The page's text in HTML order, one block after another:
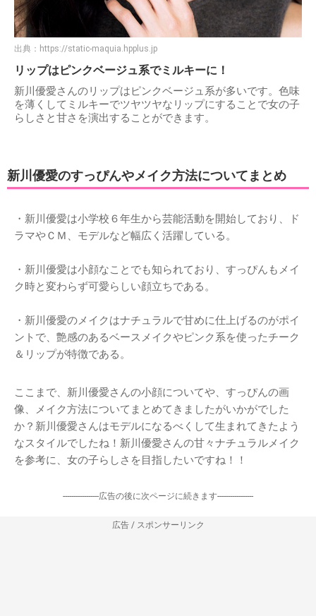
出典： https://static-maquia.hpplus.jp
リップはピンクベージュ系でミルキーに！
新川優愛さんのリップはピンクベージュ系が多いです。色味
を薄くしてミルキーでツヤツヤなリップにすることで女の子
らしさと甘さを演出することができます。
新川優愛のすっぴんやメイク方法についてまとめ
・新川優愛は小学校６年生から芸能活動を開始しており、ド
ラマやＣＭ、モデルなど幅広く活躍している。
・新川優愛は小顔なことでも知られており、すっぴんもメイ
ク時と変わらず可愛らしい顔立ちである。
・新川優愛のメイクはナチュラルで甘めに仕上げるのがポイ
ントで、艶感のあるベースメイクやピンク系を使ったチーク
＆リップが特徴である。
ここまで、新川優愛さんの小顔についてや、すっぴんの画
像、メイク方法についてまとめてきましたがいかがでした
か？新川優愛さんはモデルになるべくして生まれてきたよう
なスタイルでしたね！新川優愛さんの甘々ナチュラルメイク
を参考に、女の子らしさを目指したいですね！！
-----------------広告の後に次ページに続きます-----------------
広告 / スポンサーリンク